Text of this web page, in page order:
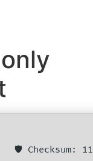
🛡️ Checksum: